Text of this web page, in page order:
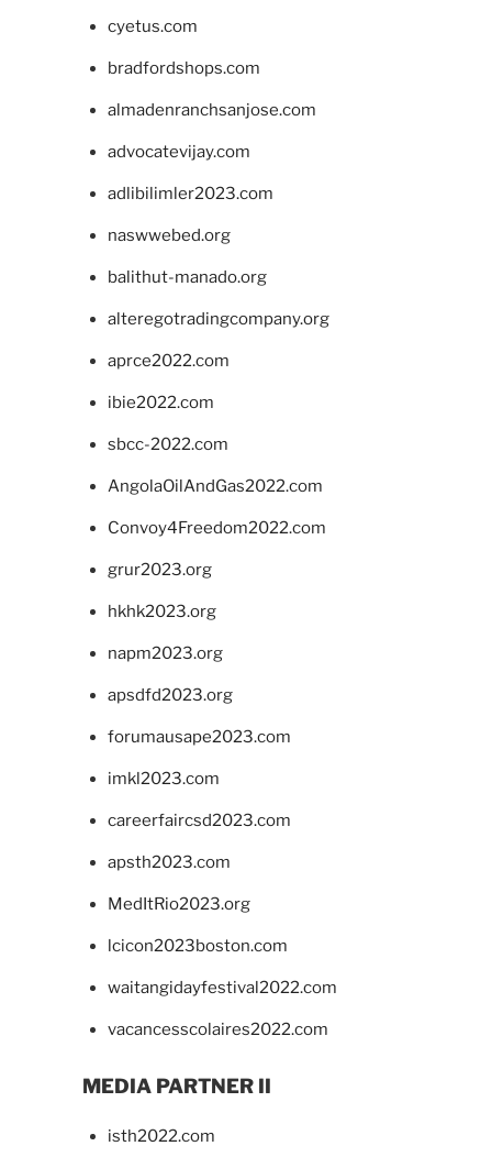
cyetus.com
bradfordshops.com
almadenranchsanjose.com
advocatevijay.com
adlibilimler2023.com
naswwebed.org
balithut-manado.org
alteregotradingcompany.org
aprce2022.com
ibie2022.com
sbcc-2022.com
AngolaOilAndGas2022.com
Convoy4Freedom2022.com
grur2023.org
hkhk2023.org
napm2023.org
apsdfd2023.org
forumausape2023.com
imkl2023.com
careerfaircsd2023.com
apsth2023.com
MedItRio2023.org
lcicon2023boston.com
waitangidayfestival2022.com
vacancesscolaires2022.com
MEDIA PARTNER II
isth2022.com